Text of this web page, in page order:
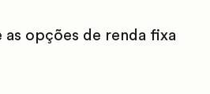
as opções de renda fixa